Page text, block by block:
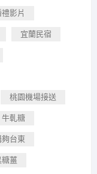
影片
宜蘭民宿
桃園機場接送
牛軋糖
夠台東
糖薑